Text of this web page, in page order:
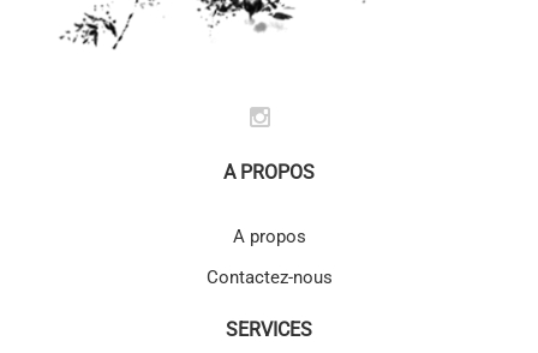
A PROPOS
A propos
Contactez-nous
SERVICES